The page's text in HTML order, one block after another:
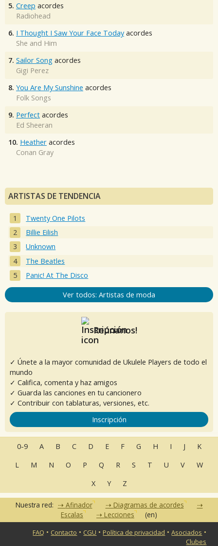
5. Creep acordes
Radiohead
6. I Thought I Saw Your Face Today acordes
She and Him
7. Sailor Song acordes
Gigi Perez
8. You Are My Sunshine acordes
Folk Songs
9. Perfect acordes
Ed Sheeran
10. Heather acordes
Conan Gray
ARTISTAS DE TENDENCIA
Twenty One Pilots
Billie Eilish
Unknown
The Beatles
Panic! At The Disco
Ver todos: Artistas de moda
Reúnanos!
✓ Únete a la mayor comunidad de Ukulele Players de todo el
mundo
✓ Califica, comenta y haz amigos
✓ Guarda las canciones en tu cancionero
✓ Contribuir con tablaturas, versiones, etc.
Inscripción
0-9 A B C D E F G H I J
K
L
M N O P Q R S T U V
W
X
Y Z
Nuestra red: Afinador
Diagramas de acordes
Escalas
Lecciones (en)
FAQ • Contacto • CGU •Política de privacidad •Asociados •
Clubes